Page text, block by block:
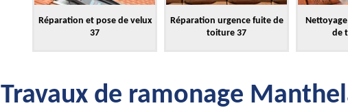
Réparation et pose de velux
37
Réparation urgence fuite de
toiture 37
de
Travaux de ramonage